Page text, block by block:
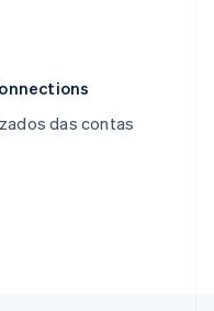
das contas